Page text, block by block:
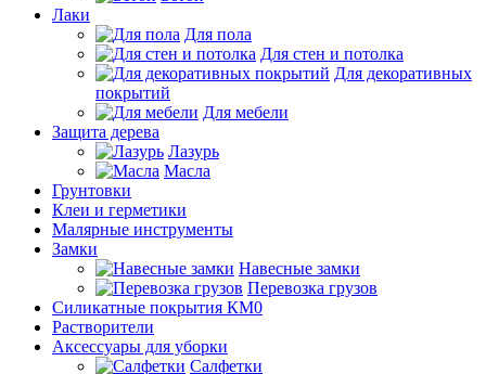
Лаки
Для пола
Для стен и потолка
Для декоративных
покрытий
Для мебели
Защита дерева
Лазурь
Масла
Грунтовки
Клеи и герметики
Малярные инструменты
Замки
Навесные замки
Перевозка грузов
Силикатные покрытия КМ0
Растворители
Аксессуары для уборки
Салфетки